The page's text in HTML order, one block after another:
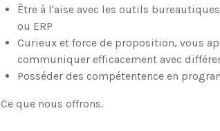
Être à l'aise avec les outils
ou ERP
Curieux et force de proposition, vous
communiquer efficacement avec
Posséder des compétentence en
Ce que nous offrons.